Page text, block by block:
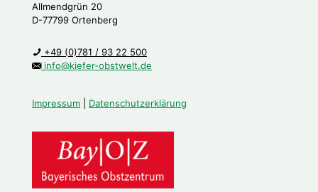
Allmendgrün 20
D-77799 Ortenberg
+49 (0)781 / 93 22 500
info@kiefer-obstwelt.de
Impressum Datenschutzerklärung